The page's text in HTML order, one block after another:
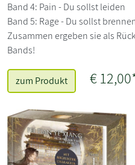
Band 4: Pain - Du sollst leiden
Band 5: Rage - Du sollst
Zusammen ergeben sie als
Bands!
zum Produkt €